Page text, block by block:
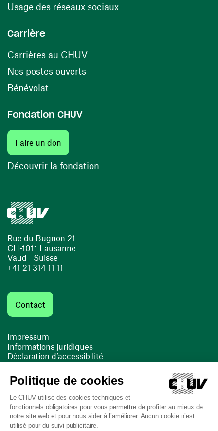
Rue du Bugnon 21
CH-1011 Lausanne
Vaud - Suisse
+41 21 314 11 11
Contact
Impressum
Informations juridiques
Déclaration d’accessibilité
Cookies
(ouvre une nouvelle fenêtre)
Usage des réseaux sociaux(ouvre une nouvelle
Carrière
Carrières au CHUV(ouvre une nouvelle fenêtre)
Nos postes ouverts(ouvre une nouvelle fenêtre)
Bénévolat
Fondation CHUV
Faire un don
Découvrir la fondation